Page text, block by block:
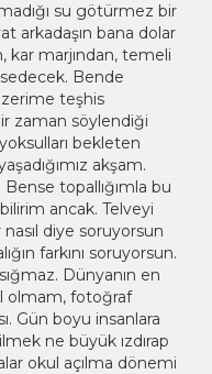
su götürmez bir
arkadaşın bana dolar
kar marjından, temeli
Bende
teşhis
zaman söylendiği
bekleten
akşam.
topallığımla bu
ancak. Telveyi
nasıl diye soruyorsun
farkını soruyorsun.
Dünyanın en
olmam, fotoğraf
Gün boyu insanlara
ne büyük ızdırap
okul açılma dönemi